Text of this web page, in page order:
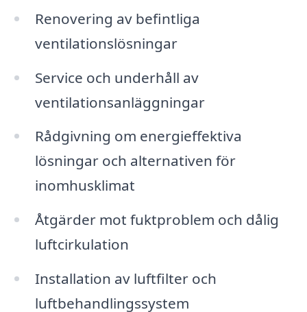
Renovering av befintliga
ventilationslösningar
Service och underhåll av
ventilationsanläggningar
Rådgivning om energieffektiva
lösningar och alternativen för
inomhusklimat
Åtgärder mot fuktproblem och dålig
luftcirkulation
Installation av luftfilter och
luftbehandlingssystem